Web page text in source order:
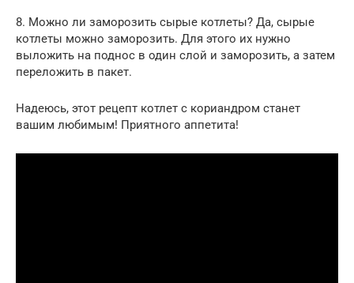
8. Можно ли заморозить сырые котлеты? Да, сырые
котлеты можно заморозить. Для этого их нужно
выложить на поднос в один слой и заморозить, а затем
переложить в пакет.
Надеюсь, этот рецепт котлет с кориандром станет
вашим любимым! Приятного аппетита!